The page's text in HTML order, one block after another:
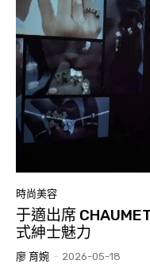
時尚美容
于適出席
式紳士魅力
廖 育婉 - 2026-05-18